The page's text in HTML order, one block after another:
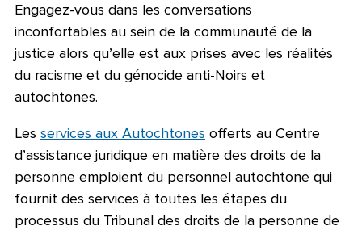
Engagez-vous dans les conversations
inconfortables au sein de la communauté de la
justice alors qu’elle est aux prises avec les réalités
du racisme et du génocide anti-Noirs et
autochtones.
Les services aux Autochtones offerts au Centre
d’assistance juridique en matière des droits de la
personne emploient du personnel autochtone qui
fournit des services à toutes les étapes du
processus du Tribunal des droits de la personne de